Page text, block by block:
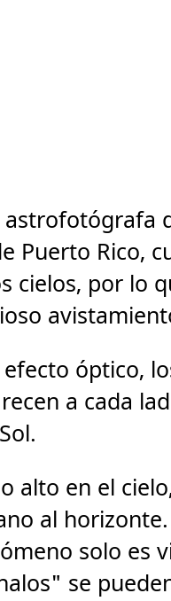
Puerto Rico,
cielos, por lo
óptico,
a cada
alto en el
al
solo es
se